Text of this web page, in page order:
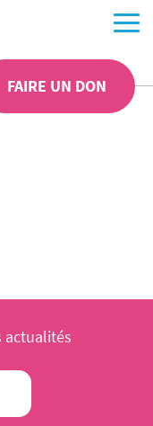
FAIRE UN DON
actualités